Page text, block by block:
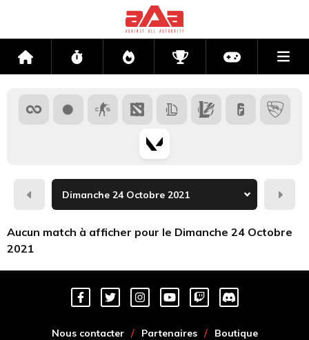
Accueil Flux Directs CompétitionsActu jeux
Hier
Aucun match à afficher pour le Dimanche 24 Octobre
2021
Nous contacter Partenaires
Boutique